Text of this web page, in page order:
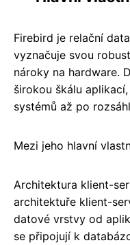
Firebird je relační
vyznačuje svou
nároky na hardware.
širokou škálu
systémů až po
Mezi jeho hlavní
Architektura klient-
architektuře klient-
datové vrstvy od
se připojují k